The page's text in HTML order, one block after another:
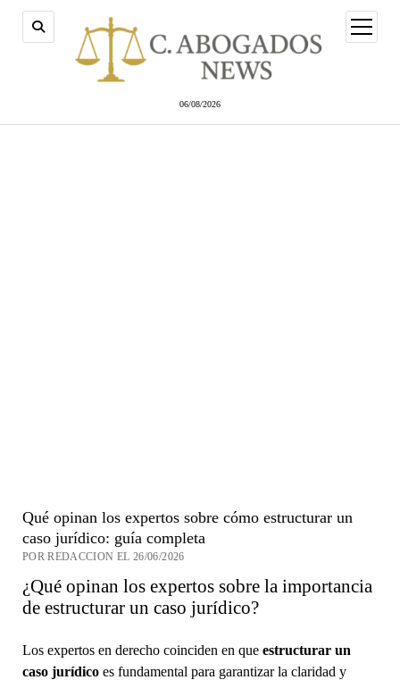
06/08/2026
abrir
menú
Qué opinan los expertos sobre cómo estructurar un
caso jurídico: guía completa
POR REDACCION EL 26/06/2026
¿Qué opinan los expertos sobre la importancia
de estructurar un caso jurídico?
Los expertos en derecho coinciden en que estructurar un
caso jurídicoes fundamental para garantizar la claridad y